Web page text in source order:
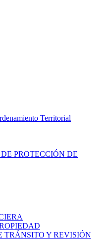
Territorial
PROTECCIÓN DE
TRÁNSITO Y REVISIÓN